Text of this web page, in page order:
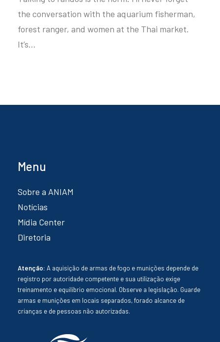
the conversation with the aquarium fisherman,
forest ranger, and women at the Thai market.
It’s…
Menu
Sobre a ANIAM
Notícias
Mídia Center
Diretoria
Atenção: A aquisição de armas de fogo e munições depende de
registro por autoridade competente e sua utilização exige
treinamento e equilíbrio emocional. Observe a legislação. Guarde
armas e munições em locais separados, forado alcance de
crianças e de pessoas não autorizadas.